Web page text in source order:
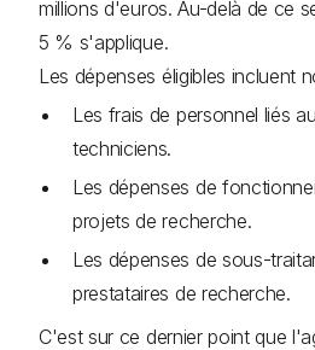
millions d'euros. Au-delà de ce
5 % s'applique.
Les dépenses éligibles incluent
Les frais de personnel liés
techniciens.
Les dépenses de
projets de recherche.
Les dépenses de sous-
prestataires de recherche.
C'est sur ce dernier point que